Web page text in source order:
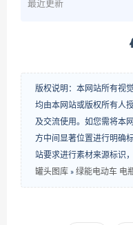
最近更新
版权说明：本网站所有视
均由本网站或版权所有人
及交流使用。如您需将本
方中间显著位置进行明确
站要求进行素材来源标识
罐头图库 » 绿能电动车 电